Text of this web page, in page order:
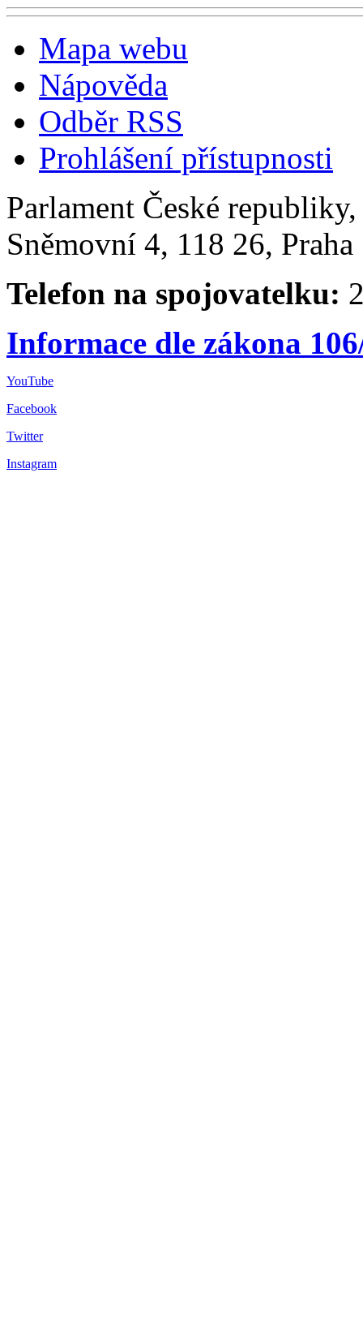
Mapa webu
Nápověda
Odběr RSS
Prohlášení přístupnosti
Parlament České
Sněmovní 4, 118 26,
Telefon na spojovatelku:
Informace dle zákona
YouTube
Facebook
Twitter
Instagram